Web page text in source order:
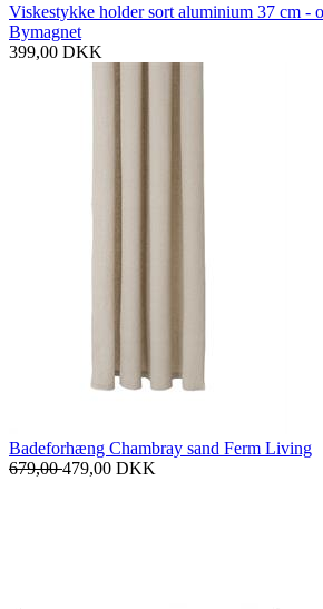
Viskestykke holder sort aluminium 37 cm -
Bymagnet
399,00 DKK
Badeforhæng Chambray sand Ferm Living
679,00479,00 DKK